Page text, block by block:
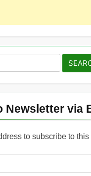
Newsletter via
to subscribe to